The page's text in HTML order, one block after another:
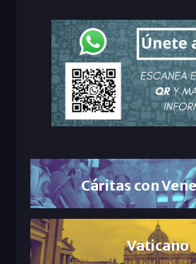
Cáritas con
Vaticano